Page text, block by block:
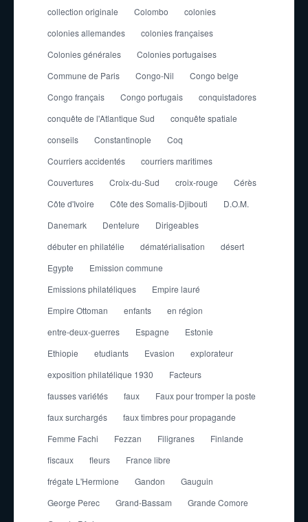
collection originale
Colombo
colonies
colonies allemandes
colonies françaises
Colonies générales
Colonies portugaises
Commune de Paris
Congo-Nil
Congo belge
Congo français
Congo portugais
conquistadores
conquête de l'Atlantique Sud
conquête spatiale
conseils
Constantinople
Coq
Courriers accidentés
courriers maritimes
Couvertures
Croix-du-Sud croix-rouge
Cérès
Côte d'Ivoire
Côte des Somalis-Djibouti
D.O.M.
Danemark
Dentelure
Dirigeables
débuter en philatélie
dématérialisation
désert
Egypte
Emission commune
Emissions philatéliques
Empire lauré
Empire Ottoman
enfants
en région
entre-deux-guerres
Espagne
Estonie
Ethiopie
etudiants Evasion
explorateur
exposition philatélique 1930
Facteurs
fausses variétés
faux
Faux pour tromper la poste
faux surchargés
faux timbres pour propagande
Femme Fachi
Fezzan Filigranes
Finlande
fiscaux
fleurs
France libre
frégate L'Hermione
Gandon
Gauguin
George Perec
Grand-Bassam
Grande Comore